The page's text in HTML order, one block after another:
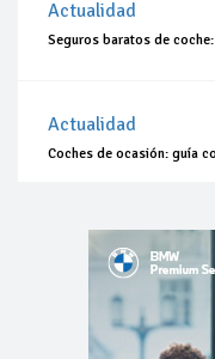
Actualidad
Seguros baratos de
Actualidad
Coches de ocasión: guía